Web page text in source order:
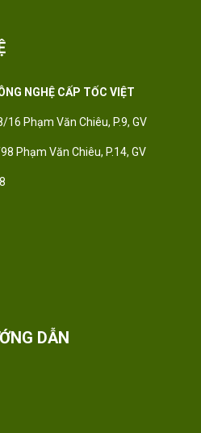
NGHỆ CẤP TỐC VIỆT
16 Phạm Văn Chiêu, P.9, GV
Phạm Văn Chiêu, P.14, GV
DẪN